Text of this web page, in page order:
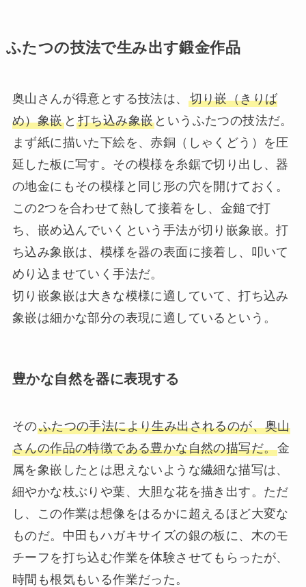
ふたつの技法で生み出す鍛金作品
奥山さんが得意とする技法は、 切り嵌（きりば
め）象嵌と 打ち込み象嵌 というふたつの技法だ。
まず紙に描いた下絵を、赤銅（しゃくどう）を圧
延した板に写す。その模様を糸鋸で切り出し、器
の地金にもその模様と同じ形の穴を開けておく。
この2つを合わせて熱して接着をし、金鎚で打
ち、嵌め込んでいくという手法が切り嵌象嵌。打
ち込み象嵌は、模様を器の表面に接着し、叩いて
めり込ませていく手法だ。
切り嵌象嵌は大きな模様に適していて、打ち込み
象嵌は細かな部分の表現に適しているという。
豊かな自然を器に表現する
そのふたつの手法により生み出されるのが、奥山
さんの作品の特徴である豊かな自然の描写だ。金
属を象嵌したとは思えないような繊細な描写は、
細やかな枝ぶりや葉、大胆な花を描き出す。ただ
し、この作業は想像をはるかに超えるほど大変な
ものだ。中田もハガキサイズの銀の板に、木のモ
チーフを打ち込む作業を体験させてもらったが、
時間も根気もいる作業だった。